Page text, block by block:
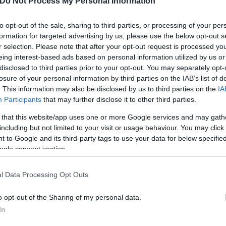
opt-out of the sale, sharing to third parties, or processing of your
for targeted advertising by us, please use the below opt-out
selection. Please note that after your opt-out request is processed
interest-based ads based on personal information utilized by us
to third parties prior to your opt-out. You may separately
of your personal information by third parties on the IAB’s list of
This information may also be disclosed by us to third parties on the
Participants that may further disclose it to other third parties.
that this website/app uses one or more Google services and may
but not limited to your visit or usage behaviour. You may
to Google and its third-party tags to use your data for below
consent section.
Data Processing Opt Outs
opt-out of the Sharing of my personal data.
σε αυτόν με τους θανάτους, που όπως είπε
στους εμβολιασμούς».
ΕΣΥ θα οδηγήσει σε επιλογή των ασθενών που
το ΕΣΥ είναι κορεσμένο. Όπως η Κρήτη που